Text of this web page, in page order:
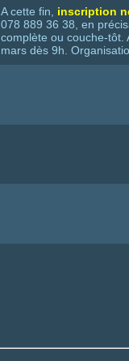
A cette fin,
inscription
078 889 36 38, en
complète ou couche-tôt.
mars dès 9h.